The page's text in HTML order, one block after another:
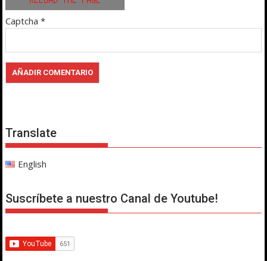
Captcha *
Translate
English
Suscríbete a nuestro Canal de Youtube!